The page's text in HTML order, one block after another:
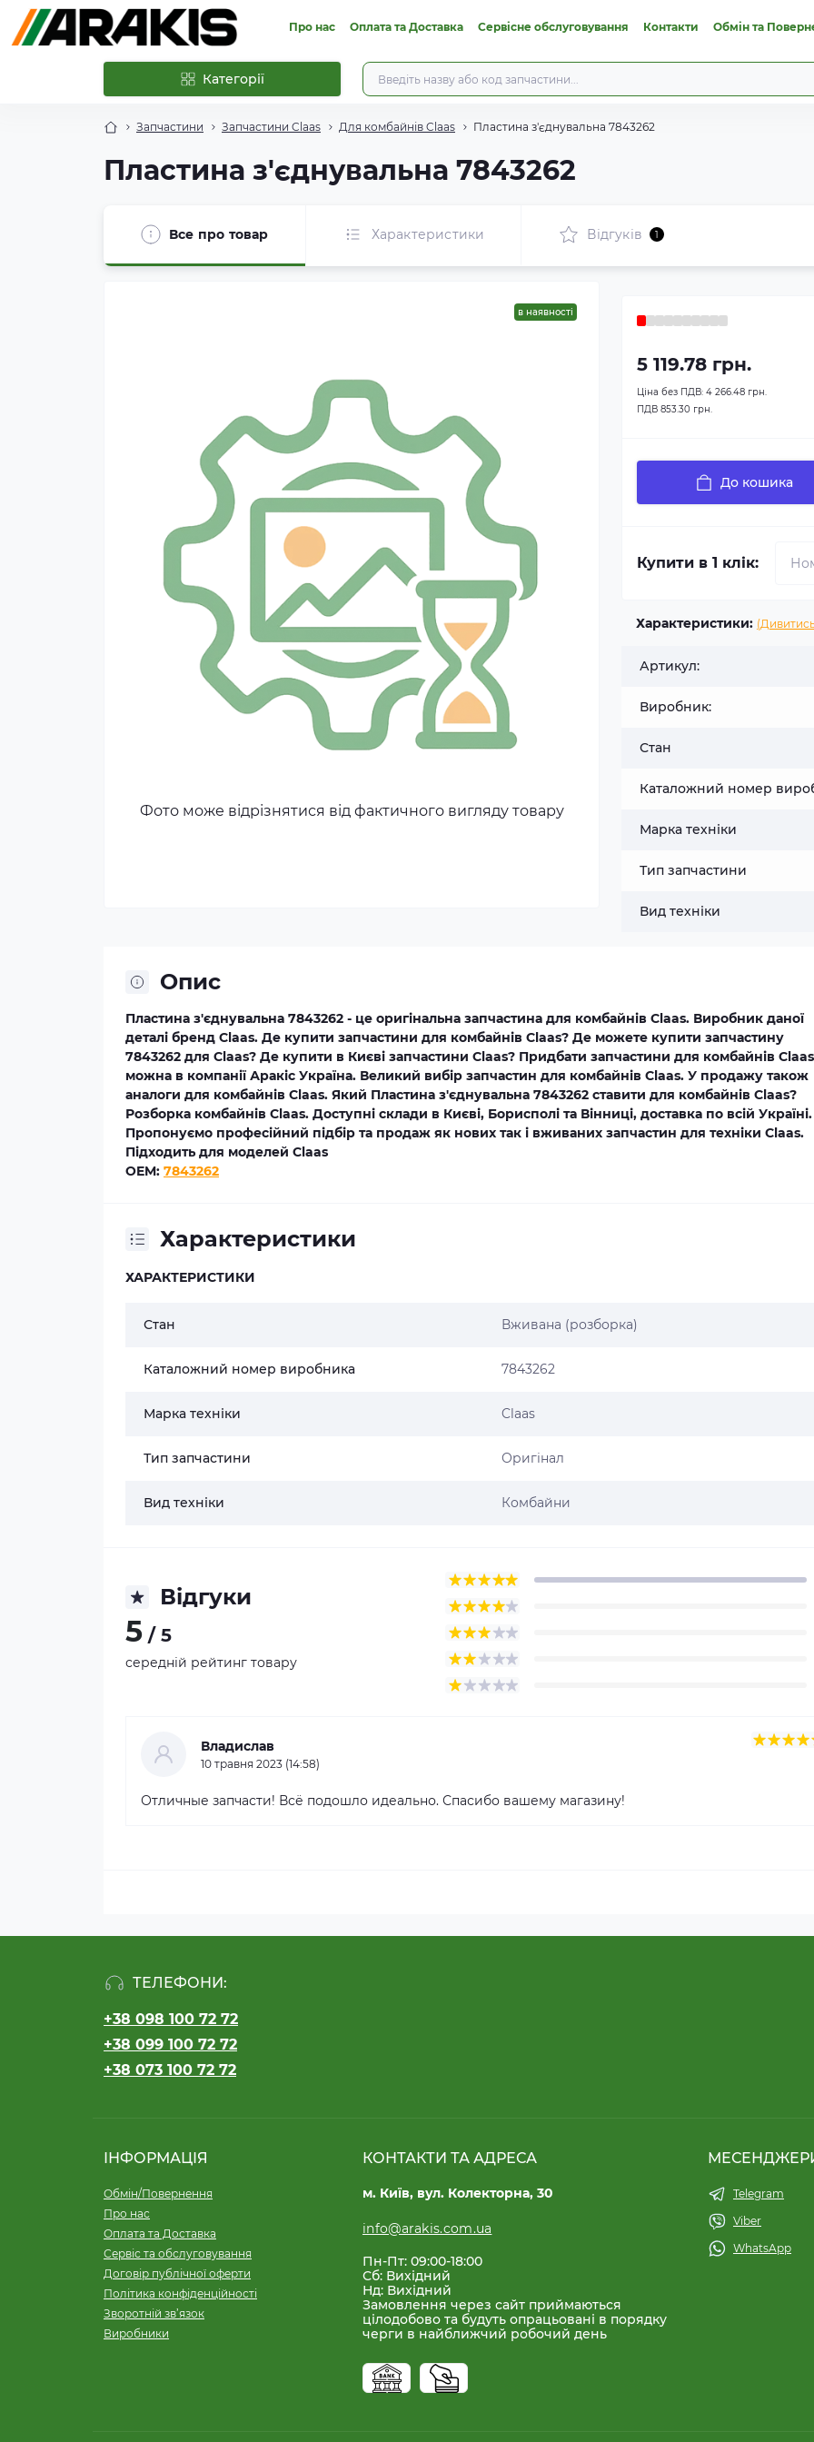
Про нас Оплата та Доставка Сервісне обслуговування Контакти Обмін та
Категорії
Запчастини Запчастини Claas Для комбайнів Claas Пластина з'єднувальна 7843262
Пластина з'єднувальна 7843262
Все про товар Характеристики Відгуків 1
в наявності
Фото може відрізнятися від фактичного вигляду товару
5 119.78 грн.
Ціна без ПДВ: 4 266.48 грн.
ПДВ 853.30 грн.
До кошика
Купити в 1 клік:
Характеристики:
Артикул:
Виробник:
Стан
Каталожний номер
Марка техніки
Тип запчастини
Вид техніки
Опис
Пластина з'єднувальна 7843262 - це оригінальна запчастина для комбайнів Claas. Виробник даної
деталі бренд Claas. Де купити запчастини для комбайнів Claas? Де можете купити запчастину
7843262 для Claas? Де купити в Києві запчастини Claas? Придбати запчастини для комбайнів Claas
можна в компанії Аракіс Україна. Великий вибір запчастин для комбайнів Claas. У продажу також
аналоги для комбайнів Claas. Який Пластина з'єднувальна 7843262 ставити для комбайнів Claas?
Розборка комбайнів Claas. Доступні склади в Києві, Борисполі та Вінниці, доставка по всій Україні.
Пропонуємо професійний підбір та продаж як нових так і вживаних запчастин для техніки Claas.
Підходить для моделей Claas
OEM: 7843262
Характеристики
ХАРАКТЕРИСТИКИ
Стан Вживана (розборка)
Каталожний номер виробника 7843262
Марка техніки Claas
Тип запчастини Оригінал
Вид техніки Комбайни
Відгуки
5 / 5
середній рейтинг товару
Владислав
10 травня 2023 (14:58)
Отличные запчасти! Всё подошло идеально. Спасибо вашему магазину!
ТЕЛЕФОНИ:
+38 098 100 72 72
+38 099 100 72 72
+38 073 100 72 72
ІНФОРМАЦІЯ
Обмін/Повернення
Про нас
Оплата та Доставка
Сервіс та обслуговування
Договір публічної оферти
Політика конфіденційності
Зворотній зв’язок
Виробники
КОНТАКТИ ТА АДРЕСА
м. Київ, вул. Колекторна, 30
info@arakis.com.ua
Пн-Пт: 09:00-18:00
Сб: Вихідний
Нд: Вихідний
Замовлення через сайт приймаються
цілодобово та будуть опрацьовані в порядку
черги в найближчий робочий день
Telegram
Viber
WhatsApp